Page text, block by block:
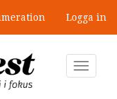
Logga in
Toggle
därför togs